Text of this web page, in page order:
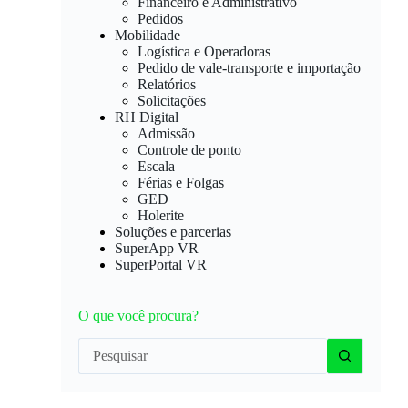
Pedidos
Mobilidade
Logística e Operadoras
Pedido de vale-transporte e importação
Relatórios
Solicitações
RH Digital
Admissão
Controle de ponto
Escala
Férias e Folgas
GED
Holerite
Soluções e parcerias
SuperApp VR
SuperPortal VR
O que você procura?